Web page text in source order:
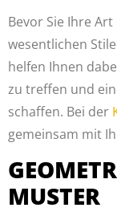
Bevor Sie Ihre
wesentlichen
helfen Ihnen
zu treffen und
schaffen. Bei der
gemeinsam mit
MUSTER